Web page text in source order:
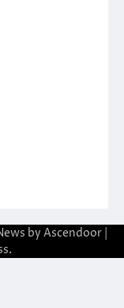
by Ascendoor|
.